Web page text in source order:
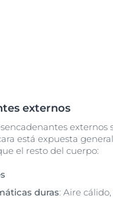
externos
está expuesta
el resto del cuerpo:
duras: Aire cálido,